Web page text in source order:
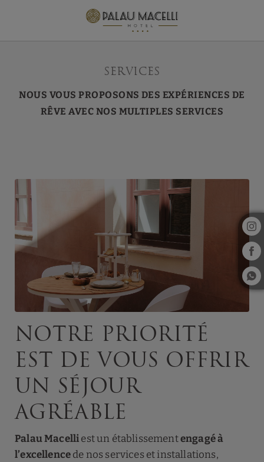
Services
NOUS VOUS PROPOSONS DES EXPÉRIENCES DE
RÊVE AVEC NOS MULTIPLES SERVICES
Notre priorité
est de vous offrir
un séjour
agréable
Palau Macelliest un établissementengagé à
l’excellencede nos services et installations,